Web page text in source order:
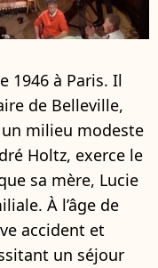
1946 à Paris. Il
de Belleville,
milieu modeste
Holtz, exerce le
sa mère, Lucie
À l’âge de
accident et
un séjour